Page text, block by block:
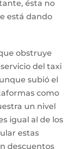
un nivel
igual al de los
estas
descuentos
como viaje
que se
con
precio
que el